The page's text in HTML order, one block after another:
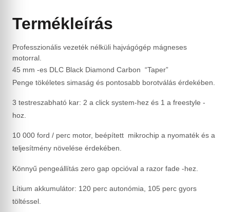
Termékleírás
Professzionális vezeték nélküli hajvágógép mágneses
motorral.
45 mm -es DLC Black Diamond Carbon “Taper”
Penge tökéletes simaság és pontosabb borotválás érdekében.
3 testreszabható kar: 2 a click system-hez és 1 a freestyle -
hoz.
10 000 ford / perc motor, beépített mikrochip a nyomaték és a
teljesítmény növelése érdekében.
Könnyű pengeállítás zero gap opcióval a razor fade -hez.
Lítium akkumulátor: 120 perc autonómia, 105 perc gyors
töltéssel.